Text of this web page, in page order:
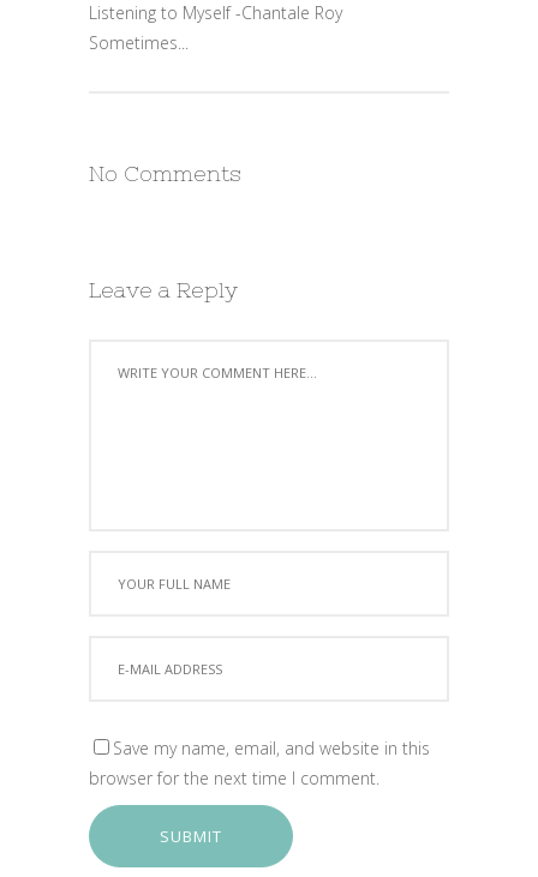
Listening to Myself -Chantale Roy
Sometimes...
No Comments
Leave a Reply
Save my name, email, and website in this
browser for the next time I comment.
SUBMIT